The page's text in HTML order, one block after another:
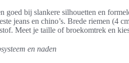
goed bij slankere silhouetten en
jeans en chino’s. Brede riemen (4
Meet je taille of broekomtrek en
en naden